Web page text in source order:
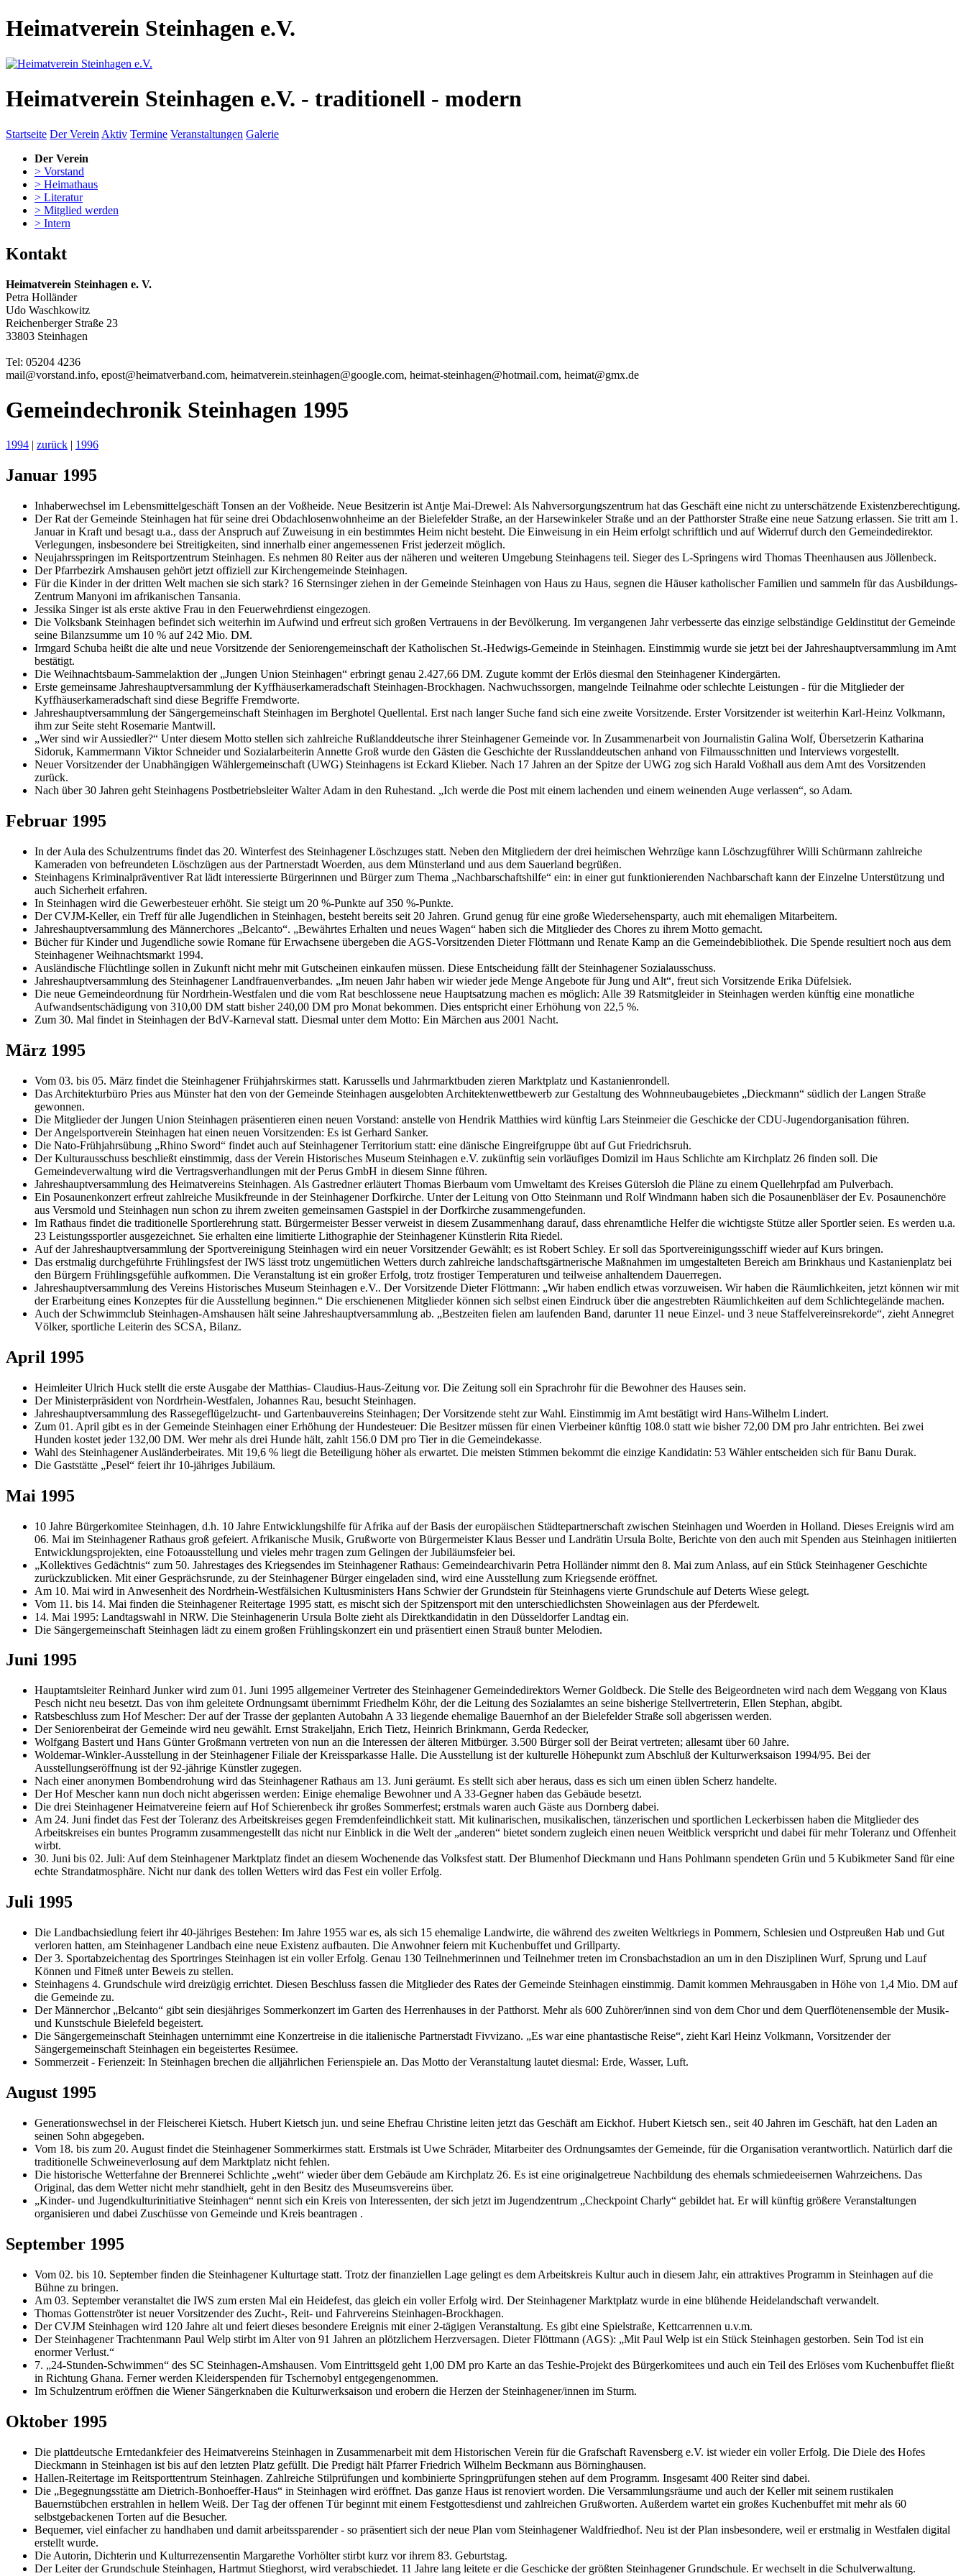
Heimatverein Steinhagen e.V.
Heimatverein Steinhagen e.V. - traditionell - modern
Startseite Der Verein Aktiv Termine Veranstaltungen Galerie
Der Verein
> Vorstand
> Heimathaus
> Literatur
> Mitglied werden
> Intern
Kontakt
Heimatverein Steinhagen e. V.
Petra Holländer
Udo Waschkowitz
Reichenberger Straße 23
33803 Steinhagen
Tel: 05204 4236
mail@vorstand.info, epost@heimatverband.com, heimatverein.steinhagen@google.com, heimat-steinhagen@hotmail.com, heimat@gmx.de
Gemeindechronik Steinhagen 1995
1994 | zurück | 1996
Januar 1995
Inhaberwechsel im Lebensmittelgeschäft Tonsen an der Voßheide. Neue Besitzerin ist Antje Mai-Drewel: Als Nahversorgungszentrum hat das Geschäft eine nicht zu unterschätzende Existenzberechtigung.
Der Rat der Gemeinde Steinhagen hat für seine drei Obdachlosenwohnheime an der Bielefelder Straße, an der Harsewinkeler Straße und an der Patthorster Straße eine neue Satzung erlassen. Sie tritt am 1.
Januar in Kraft und besagt u.a., dass der Anspruch auf Zuweisung in ein bestimmtes Heim nicht besteht. Die Einweisung in ein Heim erfolgt schriftlich und auf Widerruf durch den Gemeindedirektor.
Verlegungen, insbesondere bei Streitigkeiten, sind innerhalb einer angemessenen Frist jederzeit möglich.
Neujahrsspringen im Reitsportzentrum Steinhagen. Es nehmen 80 Reiter aus der näheren und weiteren Umgebung Steinhagens teil. Sieger des L-Springens wird Thomas Theenhausen aus Jöllenbeck.
Der Pfarrbezirk Amshausen gehört jetzt offiziell zur Kirchengemeinde Steinhagen.
Für die Kinder in der dritten Welt machen sie sich stark? 16 Sternsinger ziehen in der Gemeinde Steinhagen von Haus zu Haus, segnen die Häuser katholischer Familien und sammeln für das Ausbildungs-
Zentrum Manyoni im afrikanischen Tansania.
Jessika Singer ist als erste aktive Frau in den Feuerwehrdienst eingezogen.
Die Volksbank Steinhagen befindet sich weiterhin im Aufwind und erfreut sich großen Vertrauens in der Bevölkerung. Im vergangenen Jahr verbesserte das einzige selbständige Geldinstitut der Gemeinde
seine Bilanzsumme um 10 % auf 242 Mio. DM.
Irmgard Schuba heißt die alte und neue Vorsitzende der Seniorengemeinschaft der Katholischen St.-Hedwigs-Gemeinde in Steinhagen. Einstimmig wurde sie jetzt bei der Jahreshauptversammlung im Amt
bestätigt.
Die Weihnachtsbaum-Sammelaktion der „Jungen Union Steinhagen“ erbringt genau 2.427,66 DM. Zugute kommt der Erlös diesmal den Steinhagener Kindergärten.
Erste gemeinsame Jahreshauptversammlung der Kyffhäuserkameradschaft Steinhagen-Brockhagen. Nachwuchssorgen, mangelnde Teilnahme oder schlechte Leistungen - für die Mitglieder der
Kyffhäuserkameradschaft sind diese Begriffe Fremdworte.
Jahreshauptversammlung der Sängergemeinschaft Steinhagen im Berghotel Quellental. Erst nach langer Suche fand sich eine zweite Vorsitzende. Erster Vorsitzender ist weiterhin Karl-Heinz Volkmann,
ihm zur Seite steht Rosemarie Mantwill.
„Wer sind wir Aussiedler?“ Unter diesem Motto stellen sich zahlreiche Rußlanddeutsche ihrer Steinhagener Gemeinde vor. In Zusammenarbeit von Journalistin Galina Wolf, Übersetzerin Katharina
Sidoruk, Kammermann Viktor Schneider und Sozialarbeiterin Annette Groß wurde den Gästen die Geschichte der Russlanddeutschen anhand von Filmausschnitten und Interviews vorgestellt.
Neuer Vorsitzender der Unabhängigen Wählergemeinschaft (UWG) Steinhagens ist Eckard Klieber. Nach 17 Jahren an der Spitze der UWG zog sich Harald Voßhall aus dem Amt des Vorsitzenden
zurück.
Nach über 30 Jahren geht Steinhagens Postbetriebsleiter Walter Adam in den Ruhestand. „Ich werde die Post mit einem lachenden und einem weinenden Auge verlassen“, so Adam.
Februar 1995
In der Aula des Schulzentrums findet das 20. Winterfest des Steinhagener Löschzuges statt. Neben den Mitgliedern der drei heimischen Wehrzüge kann Löschzugführer Willi Schürmann zahlreiche
Kameraden von befreundeten Löschzügen aus der Partnerstadt Woerden, aus dem Münsterland und aus dem Sauerland begrüßen.
Steinhagens Kriminalpräventiver Rat lädt interessierte Bürgerinnen und Bürger zum Thema „Nachbarschaftshilfe“ ein: in einer gut funktionierenden Nachbarschaft kann der Einzelne Unterstützung und
auch Sicherheit erfahren.
In Steinhagen wird die Gewerbesteuer erhöht. Sie steigt um 20 %-Punkte auf 350 %-Punkte.
Der CVJM-Keller, ein Treff für alle Jugendlichen in Steinhagen, besteht bereits seit 20 Jahren. Grund genug für eine große Wiedersehensparty, auch mit ehemaligen Mitarbeitern.
Jahreshauptversammlung des Männerchores „Belcanto“. „Bewährtes Erhalten und neues Wagen“ haben sich die Mitglieder des Chores zu ihrem Motto gemacht.
Bücher für Kinder und Jugendliche sowie Romane für Erwachsene übergeben die AGS-Vorsitzenden Dieter Flöttmann und Renate Kamp an die Gemeindebibliothek. Die Spende resultiert noch aus dem
Steinhagener Weihnachtsmarkt 1994.
Ausländische Flüchtlinge sollen in Zukunft nicht mehr mit Gutscheinen einkaufen müssen. Diese Entscheidung fällt der Steinhagener Sozialausschuss.
Jahreshauptversammlung des Steinhagener Landfrauenverbandes. „Im neuen Jahr haben wir wieder jede Menge Angebote für Jung und Alt“, freut sich Vorsitzende Erika Düfelsiek.
Die neue Gemeindeordnung für Nordrhein-Westfalen und die vom Rat beschlossene neue Hauptsatzung machen es möglich: Alle 39 Ratsmitgleider in Steinhagen werden künftig eine monatliche
Aufwandsentschädigung von 310,00 DM statt bisher 240,00 DM pro Monat bekommen. Dies entspricht einer Erhöhung von 22,5 %.
Zum 30. Mal findet in Steinhagen der BdV-Karneval statt. Diesmal unter dem Motto: Ein Märchen aus 2001 Nacht.
März 1995
Vom 03. bis 05. März findet die Steinhagener Frühjahrskirmes statt. Karussells und Jahrmarktbuden zieren Marktplatz und Kastanienrondell.
Das Architekturbüro Pries aus Münster hat den von der Gemeinde Steinhagen ausgelobten Architektenwettbewerb zur Gestaltung des Wohnneubaugebietes „Dieckmann“ südlich der Langen Straße
gewonnen.
Die Mitglieder der Jungen Union Steinhagen präsentieren einen neuen Vorstand: anstelle von Hendrik Matthies wird künftig Lars Steinmeier die Geschicke der CDU-Jugendorganisation führen.
Der Angelsportverein Steinhagen hat einen neuen Vorsitzenden: Es ist Gerhard Sanker.
Die Nato-Frühjahrsübung „Rhino Sword“ findet auch auf Steinhagener Territorium statt: eine dänische Eingreifgruppe übt auf Gut Friedrichsruh.
Der Kulturausschuss beschließt einstimmig, dass der Verein Historisches Museum Steinhagen e.V. zukünftig sein vorläufiges Domizil im Haus Schlichte am Kirchplatz 26 finden soll. Die
Gemeindeverwaltung wird die Vertragsverhandlungen mit der Perus GmbH in diesem Sinne führen.
Jahreshauptversammlung des Heimatvereins Steinhagen. Als Gastredner erläutert Thomas Bierbaum vom Umweltamt des Kreises Gütersloh die Pläne zu einem Quellehrpfad am Pulverbach.
Ein Posaunenkonzert erfreut zahlreiche Musikfreunde in der Steinhagener Dorfkirche. Unter der Leitung von Otto Steinmann und Rolf Windmann haben sich die Posaunenbläser der Ev. Posaunenchöre
aus Versmold und Steinhagen nun schon zu ihrem zweiten gemeinsamen Gastspiel in der Dorfkirche zusammengefunden.
Im Rathaus findet die traditionelle Sportlerehrung statt. Bürgermeister Besser verweist in diesem Zusammenhang darauf, dass ehrenamtliche Helfer die wichtigste Stütze aller Sportler seien. Es werden u.a.
23 Leistungssportler ausgezeichnet. Sie erhalten eine limitierte Lithographie der Steinhagener Künstlerin Rita Riedel.
Auf der Jahreshauptversammlung der Sportvereinigung Steinhagen wird ein neuer Vorsitzender Gewählt; es ist Robert Schley. Er soll das Sportvereinigungsschiff wieder auf Kurs bringen.
Das erstmalig durchgeführte Frühlingsfest der IWS lässt trotz ungemütlichen Wetters durch zahlreiche landschaftsgärtnerische Maßnahmen im umgestalteten Bereich am Brinkhaus und Kastanienplatz bei
den Bürgern Frühlingsgefühle aufkommen. Die Veranstaltung ist ein großer Erfolg, trotz frostiger Temperaturen und teilweise anhaltendem Dauerregen.
Jahreshauptversammlung des Vereins Historisches Museum Steinhagen e.V.. Der Vorsitzende Dieter Flöttmann: „Wir haben endlich etwas vorzuweisen. Wir haben die Räumlichkeiten, jetzt können wir mit
der Erarbeitung eines Konzeptes für die Ausstellung beginnen.“ Die erschienenen Mitglieder können sich selbst einen Eindruck über die angestrebten Räumlichkeiten auf dem Schlichtegelände machen.
Auch der Schwimmclub Steinhagen-Amshausen hält seine Jahreshauptversammlung ab. „Bestzeiten fielen am laufenden Band, darunter 11 neue Einzel- und 3 neue Staffelvereinsrekorde“, zieht Annegret
Völker, sportliche Leiterin des SCSA, Bilanz.
April 1995
Heimleiter Ulrich Huck stellt die erste Ausgabe der Matthias- Claudius-Haus-Zeitung vor. Die Zeitung soll ein Sprachrohr für die Bewohner des Hauses sein.
Der Ministerpräsident von Nordrhein-Westfalen, Johannes Rau, besucht Steinhagen.
Jahreshauptversammlung des Rassegeflügelzucht- und Gartenbauvereins Steinhagen; Der Vorsitzende steht zur Wahl. Einstimmig im Amt bestätigt wird Hans-Wilhelm Lindert.
Zum 01. April gibt es in der Gemeinde Steinhagen einer Erhöhung der Hundesteuer: Die Besitzer müssen für einen Vierbeiner künftig 108.0 statt wie bisher 72,00 DM pro Jahr entrichten. Bei zwei
Hunden kostet jeder 132,00 DM. Wer mehr als drei Hunde hält, zahlt 156.0 DM pro Tier in die Gemeindekasse.
Wahl des Steinhagener Ausländerbeirates. Mit 19,6 % liegt die Beteiligung höher als erwartet. Die meisten Stimmen bekommt die einzige Kandidatin: 53 Wähler entscheiden sich für Banu Durak.
Die Gaststätte „Pesel“ feiert ihr 10-jähriges Jubiläum.
Mai 1995
10 Jahre Bürgerkomitee Steinhagen, d.h. 10 Jahre Entwicklungshilfe für Afrika auf der Basis der europäischen Städtepartnerschaft zwischen Steinhagen und Woerden in Holland. Dieses Ereignis wird am
06. Mai im Steinhagener Rathaus groß gefeiert. Afrikanische Musik, Grußworte von Bürgermeister Klaus Besser und Landrätin Ursula Bolte, Berichte von den auch mit Spenden aus Steinhagen initiierten
Entwicklungsprojekten, eine Fotoausstellung und vieles mehr tragen zum Gelingen der Jubiläumsfeier bei.
„Kollektives Gedächtnis“ zum 50. Jahrestages des Kriegsendes im Steinhagener Rathaus: Gemeindearchivarin Petra Holländer nimmt den 8. Mai zum Anlass, auf ein Stück Steinhagener Geschichte
zurückzublicken. Mit einer Gesprächsrunde, zu der Steinhagener Bürger eingeladen sind, wird eine Ausstellung zum Kriegsende eröffnet.
Am 10. Mai wird in Anwesenheit des Nordrhein-Westfälsichen Kultusministers Hans Schwier der Grundstein für Steinhagens vierte Grundschule auf Deterts Wiese gelegt.
Vom 11. bis 14. Mai finden die Steinhagener Reitertage 1995 statt, es mischt sich der Spitzensport mit den unterschiedlichsten Showeinlagen aus der Pferdewelt.
14. Mai 1995: Landtagswahl in NRW. Die Steinhagenerin Ursula Bolte zieht als Direktkandidatin in den Düsseldorfer Landtag ein.
Die Sängergemeinschaft Steinhagen lädt zu einem großen Frühlingskonzert ein und präsentiert einen Strauß bunter Melodien.
Juni 1995
Hauptamtsleiter Reinhard Junker wird zum 01. Juni 1995 allgemeiner Vertreter des Steinhagener Gemeindedirektors Werner Goldbeck. Die Stelle des Beigeordneten wird nach dem Weggang von Klaus
Pesch nicht neu besetzt. Das von ihm geleitete Ordnungsamt übernimmt Friedhelm Köhr, der die Leitung des Sozialamtes an seine bisherige Stellvertreterin, Ellen Stephan, abgibt.
Ratsbeschluss zum Hof Mescher: Der auf der Trasse der geplanten Autobahn A 33 liegende ehemalige Bauernhof an der Bielefelder Straße soll abgerissen werden.
Der Seniorenbeirat der Gemeinde wird neu gewählt. Ernst Strakeljahn, Erich Tietz, Heinrich Brinkmann, Gerda Redecker,
Wolfgang Bastert und Hans Günter Großmann vertreten von nun an die Interessen der älteren Mitbürger. 3.500 Bürger soll der Beirat vertreten; allesamt über 60 Jahre.
Woldemar-Winkler-Ausstellung in der Steinhagener Filiale der Kreissparkasse Halle. Die Ausstellung ist der kulturelle Höhepunkt zum Abschluß der Kulturwerksaison 1994/95. Bei der
Ausstellungseröffnung ist der 92-jährige Künstler zugegen.
Nach einer anonymen Bombendrohung wird das Steinhagener Rathaus am 13. Juni geräumt. Es stellt sich aber heraus, dass es sich um einen üblen Scherz handelte.
Der Hof Mescher kann nun doch nicht abgerissen werden: Einige ehemalige Bewohner und A 33-Gegner haben das Gebäude besetzt.
Die drei Steinhagener Heimatvereine feiern auf Hof Schierenbeck ihr großes Sommerfest; erstmals waren auch Gäste aus Dornberg dabei.
Am 24. Juni findet das Fest der Toleranz des Arbeitskreises gegen Fremdenfeindlichkeit statt. Mit kulinarischen, musikalischen, tänzerischen und sportlichen Leckerbissen haben die Mitglieder des
Arbeitskreises ein buntes Programm zusammengestellt das nicht nur Einblick in die Welt der „anderen“ bietet sondern zugleich einen neuen Weitblick verspricht und dabei für mehr Toleranz und Offenheit
wirbt.
30. Juni bis 02. Juli: Auf dem Steinhagener Marktplatz findet an diesem Wochenende das Volksfest statt. Der Blumenhof Dieckmann und Hans Pohlmann spendeten Grün und 5 Kubikmeter Sand für eine
echte Strandatmosphäre. Nicht nur dank des tollen Wetters wird das Fest ein voller Erfolg.
Juli 1995
Die Landbachsiedlung feiert ihr 40-jähriges Bestehen: Im Jahre 1955 war es, als sich 15 ehemalige Landwirte, die während des zweiten Weltkriegs in Pommern, Schlesien und Ostpreußen Hab und Gut
verloren hatten, am Steinhagener Landbach eine neue Existenz aufbauten. Die Anwohner feiern mit Kuchenbuffet und Grillparty.
Der 3. Sportabzeichentag des Sportringes Steinhagen ist ein voller Erfolg. Genau 130 Teilnehmerinnen und Teilnehmer treten im Cronsbachstadion an um in den Disziplinen Wurf, Sprung und Lauf
Können und Fitneß unter Beweis zu stellen.
Steinhagens 4. Grundschule wird dreizügig errichtet. Diesen Beschluss fassen die Mitglieder des Rates der Gemeinde Steinhagen einstimmig. Damit kommen Mehrausgaben in Höhe von 1,4 Mio. DM auf
die Gemeinde zu.
Der Männerchor „Belcanto“ gibt sein diesjähriges Sommerkonzert im Garten des Herrenhauses in der Patthorst. Mehr als 600 Zuhörer/innen sind von dem Chor und dem Querflötenensemble der Musik-
und Kunstschule Bielefeld begeistert.
Die Sängergemeinschaft Steinhagen unternimmt eine Konzertreise in die italienische Partnerstadt Fivvizano. „Es war eine phantastische Reise“, zieht Karl Heinz Volkmann, Vorsitzender der
Sängergemeinschaft Steinhagen ein begeistertes Resümee.
Sommerzeit - Ferienzeit: In Steinhagen brechen die alljährlichen Ferienspiele an. Das Motto der Veranstaltung lautet diesmal: Erde, Wasser, Luft.
August 1995
Generationswechsel in der Fleischerei Kietsch. Hubert Kietsch jun. und seine Ehefrau Christine leiten jetzt das Geschäft am Eickhof. Hubert Kietsch sen., seit 40 Jahren im Geschäft, hat den Laden an
seinen Sohn abgegeben.
Vom 18. bis zum 20. August findet die Steinhagener Sommerkirmes statt. Erstmals ist Uwe Schräder, Mitarbeiter des Ordnungsamtes der Gemeinde, für die Organisation verantwortlich. Natürlich darf die
traditionelle Schweineverlosung auf dem Marktplatz nicht fehlen.
Die historische Wetterfahne der Brennerei Schlichte „weht“ wieder über dem Gebäude am Kirchplatz 26. Es ist eine originalgetreue Nachbildung des ehemals schmiedeeisernen Wahrzeichens. Das
Original, das dem Wetter nicht mehr standhielt, geht in den Besitz des Museumsvereins über.
„Kinder- und Jugendkulturinitiative Steinhagen“ nennt sich ein Kreis von Interessenten, der sich jetzt im Jugendzentrum „Checkpoint Charly“ gebildet hat. Er will künftig größere Veranstaltungen
organisieren und dabei Zuschüsse von Gemeinde und Kreis beantragen .
September 1995
Vom 02. bis 10. September finden die Steinhagener Kulturtage statt. Trotz der finanziellen Lage gelingt es dem Arbeitskreis Kultur auch in diesem Jahr, ein attraktives Programm in Steinhagen auf die
Bühne zu bringen.
Am 03. September veranstaltet die IWS zum ersten Mal ein Heidefest, das gleich ein voller Erfolg wird. Der Steinhagener Marktplatz wurde in eine blühende Heidelandschaft verwandelt.
Thomas Gottenströter ist neuer Vorsitzender des Zucht-, Reit- und Fahrvereins Steinhagen-Brockhagen.
Der CVJM Steinhagen wird 120 Jahre alt und feiert dieses besondere Ereignis mit einer 2-tägigen Veranstaltung. Es gibt eine Spielstraße, Kettcarrennen u.v.m.
Der Steinhagener Trachtenmann Paul Welp stirbt im Alter von 91 Jahren an plötzlichem Herzversagen. Dieter Flöttmann (AGS): „Mit Paul Welp ist ein Stück Steinhagen gestorben. Sein Tod ist ein
enormer Verlust.“
7. „24-Stunden-Schwimmen“ des SC Steinhagen-Amshausen. Vom Eintrittsgeld geht 1,00 DM pro Karte an das Teshie-Projekt des Bürgerkomitees und auch ein Teil des Erlöses vom Kuchenbuffet fließt
in Richtung Ghana. Ferner werden Kleiderspenden für Tschernobyl entgegengenommen.
Im Schulzentrum eröffnen die Wiener Sängerknaben die Kulturwerksaison und erobern die Herzen der Steinhagener/innen im Sturm.
Oktober 1995
Die plattdeutsche Erntedankfeier des Heimatvereins Steinhagen in Zusammenarbeit mit dem Historischen Verein für die Grafschaft Ravensberg e.V. ist wieder ein voller Erfolg. Die Diele des Hofes
Dieckmann in Steinhagen ist bis auf den letzten Platz gefüllt. Die Predigt hält Pfarrer Friedrich Wilhelm Beckmann aus Börninghausen.
Hallen-Reitertage im Reitsporttentrum Steinhagen. Zahlreiche Stilprüfungen und kombinierte Springprüfungen stehen auf dem Programm. Insgesamt 400 Reiter sind dabei.
Die „Begegnungsstätte am Dietrich-Bonhoeffer-Haus“ in Steinhagen wird eröffnet. Das ganze Haus ist renoviert worden. Die Versammlungsräume und auch der Keller mit seinem rustikalen
Bauernstübchen erstrahlen in hellem Weiß. Der Tag der offenen Tür beginnt mit einem Festgottesdienst und zahlreichen Grußworten. Außerdem wartet ein großes Kuchenbuffet mit mehr als 60
selbstgebackenen Torten auf die Besucher.
Bequemer, viel einfacher zu handhaben und damit arbeitssparender - so präsentiert sich der neue Plan vom Steinhagener Waldfriedhof. Neu ist der Plan insbesondere, weil er erstmalig in Westfalen digital
erstellt wurde.
Die Autorin, Dichterin und Kulturrezensentin Margarethe Vorhölter stirbt kurz vor ihrem 83. Geburtstag.
Der Leiter der Grundschule Steinhagen, Hartmut Stieghorst, wird verabschiedet. 11 Jahre lang leitete er die Geschicke der größten Steinhagener Grundschule. Er wechselt in die Schulverwaltung.